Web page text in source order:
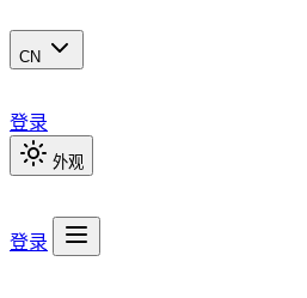
CN
登录
外观
登录